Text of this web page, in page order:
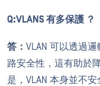
Q:VLANS 有多保護 ？
答： VLAN 可以透過
路安全性，這有助於
是，VLAN 本身並不